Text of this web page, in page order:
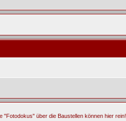
über die Baustellen können hier rein!